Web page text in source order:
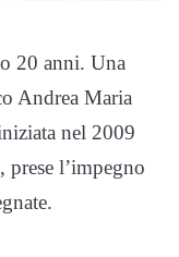
20 anni. Una
Andrea Maria
nel 2009
l’impegno